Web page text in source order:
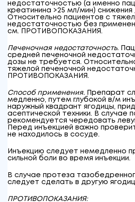
недостаточностью (а именно
креатинина >25 мл/мин)
Относительно пациентов с
недостаточностью без
см. ПРОТИВОПОКАЗАНИЯ.
Печеночная недостаточность.
средней печеночной
дозы не требуется.
тяжелой печеночной
ПРОТИВОПОКАЗАНИЯ.
Способ применения. Препарат
медленно, путем глубокой в/м
наружный квадрант ягодицы,
асептической техники. В случае
рекомендуется чередовать
Перед инъекцией важно
не находилось в сосуде.
Инъекцию следует немедленно
сильной боли во время инъекции.
В случае протеза
следует сделать в другую
ПРОТИВОПОКАЗАНИЯ: